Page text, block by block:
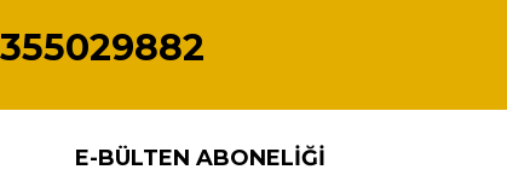
E-BÜLTEN ABONELIĞI